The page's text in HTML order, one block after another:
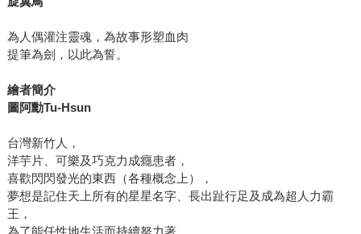
為人偶灌注靈魂，為故事形塑血肉
提筆為劍，以此為誓。
繪者簡介
圖阿勳Tu-Hsun
台灣新竹人，
洋芋片、可樂及巧克力成癮患者，
喜歡閃閃發光的東西（各種概念上），
夢想是記住天上所有的星星名字、長出趾行足及成為超人力霸
王，
為了能任性地生活而持續努力著。